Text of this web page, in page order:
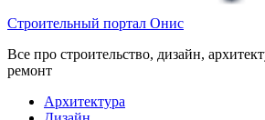
Строительный портал Онис
Все про строительство, дизайн,
ремонт
Архитектура